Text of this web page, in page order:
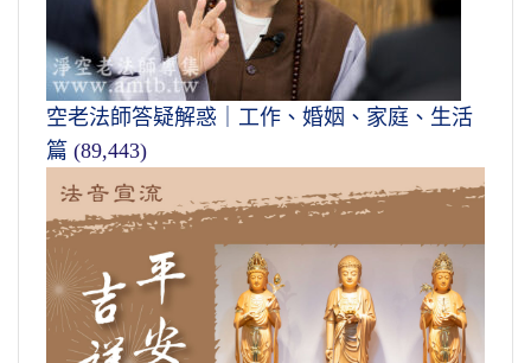
空老法師答疑解惑｜工作、婚姻、家庭、生活
篇 (89,443)